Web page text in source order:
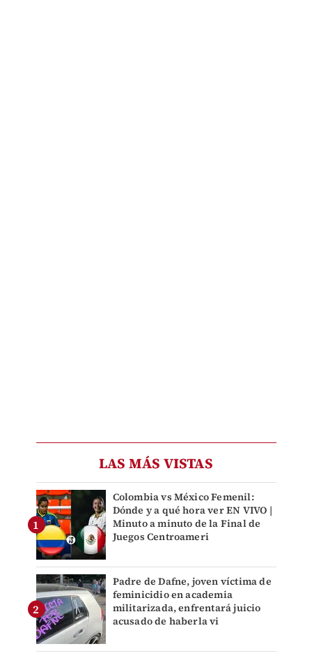
LAS MÁS VISTAS
Colombia vs México Femenil:
Dónde y a qué hora ver EN VIVO |
Minuto a minuto de la Final de
Juegos Centroameri
Padre de Dafne, joven víctima de
feminicidio en academia
militarizada, enfrentará juicio
acusado de haberla vi